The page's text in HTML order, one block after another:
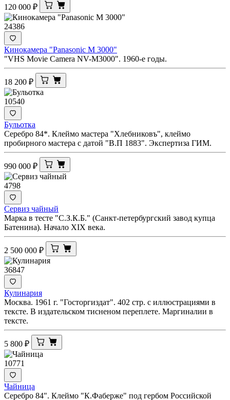
120 000 ₽
24386
Кинокамера "Panasonic M 3000"
"VHS Movie Camera NV-M3000". 1960-е годы.
18 200 ₽
10540
Бульотка
Серебро 84*. Клеймо мастера "Хлебниковъ", клеймо
пробирного мастера с датой "В.П 1883". Экспертиза ГИМ.
990 000 ₽
4798
Сервиз чайный
Марка в тесте "С.З.К.Б." (Санкт-петербургский завод купца
Батенина). Начало XIX века.
2 500 000 ₽
36847
Кулинария
Москва. 1961 г. "Госторгиздат". 402 стр. с иллюстрациями в
тексте. В издательском тисненом переплете. Маргиналии в
тексте.
5 800 ₽
10771
Чайница
Серебро 84". Клеймо "К.Фаберже" под гербом Российской